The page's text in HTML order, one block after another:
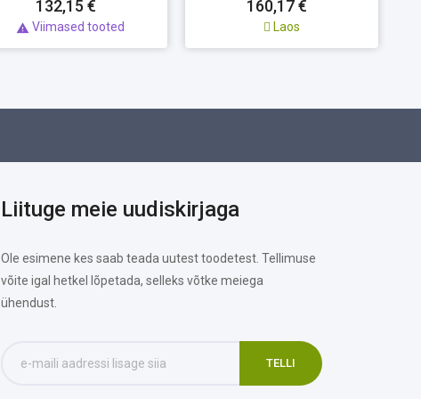
132,15 €
 Viimased tooted
160,17 €
Laos
Liituge meie uudiskirjaga
Ole esimene kes saab teada uutest toodetest. Tellimuse
võite igal hetkel lõpetada, selleks võtke meiega
ühendust.